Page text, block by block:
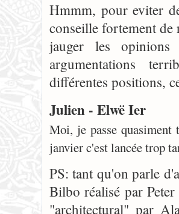
Hmmm, pour eviter
conseille fortement
jauger les
argumentations
différentes positions,
Julien - Elwë Ier
Moi, je passe
janvier c'est lancée trop
PS: tant qu'on parle
Bilbo réalisé par
"architectural" par